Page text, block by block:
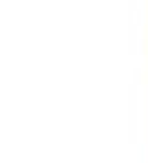
en ook